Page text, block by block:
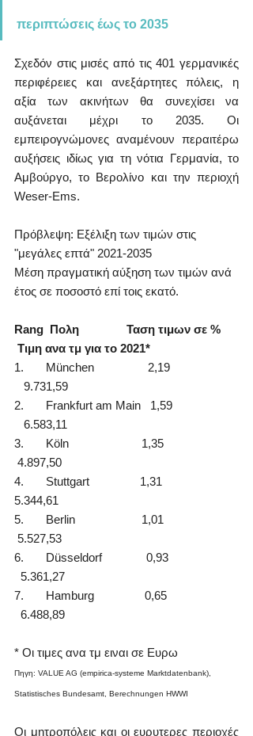
περιπτώσεις έως το 2035
Σχεδόν στις μισές από τις 401 γερμανικές
περιφέρειες και ανεξάρτητες πόλεις, η
αξία των ακινήτων θα συνεχίσει να
αυξάνεται μέχρι το 2035. Οι
εμπειρογνώμονες αναμένουν περαιτέρω
αυξήσεις ιδίως για τη νότια Γερμανία, το
Αμβούργο, το Βερολίνο και την περιοχή
Weser-Ems.
Πρόβλεψη: Εξέλιξη των τιμών στις
"μεγάλες επτά" 2021-2035
Μέση πραγματική αύξηση των τιμών ανά
έτος σε ποσοστό επί τοις εκατό.
Rang  Πολη               Ταση τιμων σε %
Τιμη ανα τμ για το 2021*
1.       München                 2,19
   9.731,59
2.       Frankfurt am Main   1,59
   6.583,11
3.       Köln                       1,35
4.897,50
4.       Stuttgart                1,31
5.344,61
5.       Berlin                     1,01
5.527,53
6.       Düsseldorf              0,93
  5.361,27
7.       Hamburg                0,65
  6.488,89
* Οι τιμες ανα τμ ειναι σε Ευρω
Πηγη: VALUE AG (empirica-systeme Marktdatenbank),
Statistisches Bundesamt, Berechnungen HWWI
Οι μητροπόλεις και οι ευρυτερες περιοχές